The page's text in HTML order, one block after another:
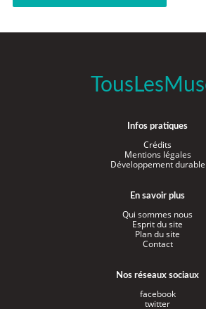
Infos pratiques
Crédits
Mentions légales
Développement durable
En savoir plus
Qui sommes nous
Esprit du site
Plan du site
Contact
Nos réseaux sociaux
facebook
twitter